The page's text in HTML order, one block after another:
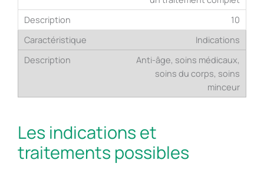
10
Indications
Anti-âge, soins médicaux,
soins du corps, soins
minceur
Les indications et
traitements possibles